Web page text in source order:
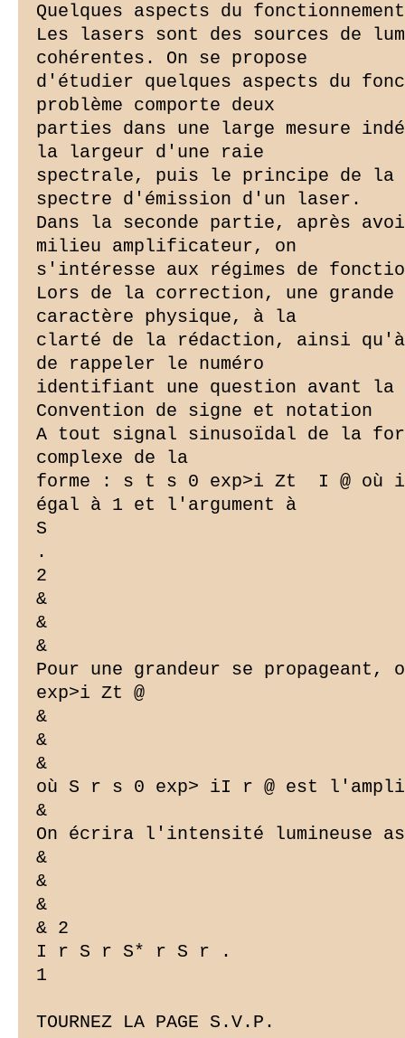
Quelques aspects du
Les lasers sont des sources de
cohérentes. On se propose
d'étudier quelques aspects du
problème comporte deux
parties dans une large mesure
la largeur d'une raie
spectrale, puis le principe de
spectre d'émission d'un laser.
Dans la seconde partie, après
milieu amplificateur, on
s'intéresse aux régimes de
Lors de la correction, une
caractère physique, à la
clarté de la rédaction, ainsi
de rappeler le numéro
identifiant une question avant
Convention de signe et notation
A tout signal sinusoïdal de la
complexe de la
forme : s t s 0 exp>i Zt  I @ où i
égal à 1 et l'argument à
S
.
2
&
&
&
Pour une grandeur se
exp>i Zt @
&
&
&
où S r s 0 exp> iI r @ est
&
On écrira l'intensité lumineuse
&
&
&
& 2
I r S r S* r S r .
1
TOURNEZ LA PAGE S.V.P.